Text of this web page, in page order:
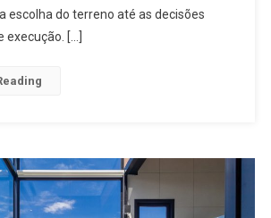
escolha do terreno até as decisões
execução. […]